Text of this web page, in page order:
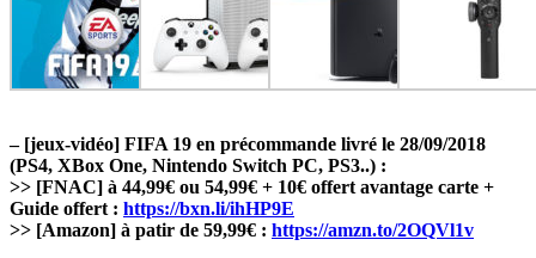
– [jeux-vidéo] FIFA 19 en précommande livré le 28/09/2018
(PS4, XBox One, Nintendo Switch PC, PS3..) :
>> [FNAC] à 44,99€ ou 54,99€ + 10€ offert avantage carte +
Guide offert : https://bxn.li/ihHP9E
>> [Amazon] à patir de 59,99€ : https://amzn.to/2OQVl1v